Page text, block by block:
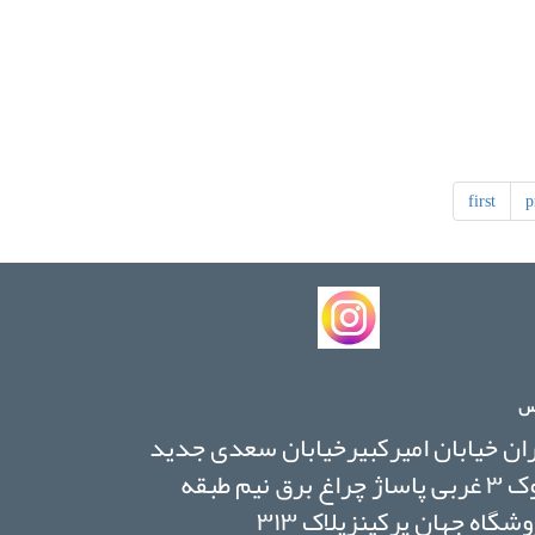
first
خیابان امیرکبیرخیابان سعدی جدید
بلوک ۳ غربی پاساژ چراغ برق نیم طبقه
جهان پرکینزپلاک ۳۱۳